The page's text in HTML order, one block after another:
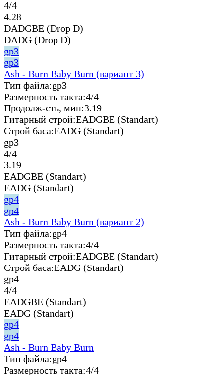
4/4
4.28
DADGBE (Drop D)
DADG (Drop D)
gp3
gp3
Ash - Burn Baby Burn (вариант 3)
Тип файла:gp3
Размерность такта:4/4
Продолж-сть, мин:3.19
Гитарный строй:EADGBE (Standart)
Строй баса:EADG (Standart)
gp3
4/4
3.19
EADGBE (Standart)
EADG (Standart)
gp4
gp4
Ash - Burn Baby Burn (вариант 2)
Тип файла:gp4
Размерность такта:4/4
Гитарный строй:EADGBE (Standart)
Строй баса:EADG (Standart)
gp4
4/4
EADGBE (Standart)
EADG (Standart)
gp4
gp4
Ash - Burn Baby Burn
Тип файла:gp4
Размерность такта:4/4